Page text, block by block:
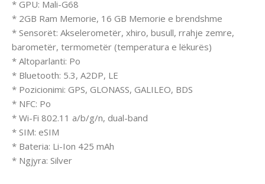
* GPU: Mali-G68
* 2GB Ram Memorie, 16 GB Memorie e brendshme
* Sensorët: Akselerometër, xhiro, busull, rrahje zemre,
barometër, termometër (temperatura e lëkurës)
* Altoparlanti: Po
* Bluetooth: 5.3, A2DP, LE
* Pozicionimi: GPS, GLONASS, GALILEO, BDS
* NFC: Po
* Wi-Fi 802.11 a/b/g/n, dual-band
* SIM: eSIM
* Bateria: Li-Ion 425 mAh
* Ngjyra: Silver